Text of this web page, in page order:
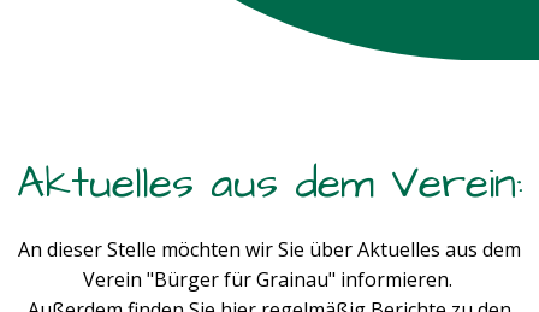
Aktuelles aus dem Verein:
An dieser Stelle möchten wir Sie über Aktuelles aus dem
Verein "Bürger für Grainau" informieren.